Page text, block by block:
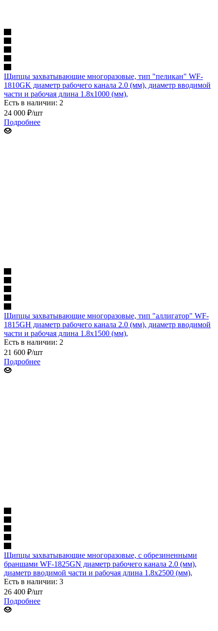
Щипцы захватывающие многоразовые, тип "пеликан" WF-
1810GK диаметр рабочего канала 2.0 (мм), диаметр вводимой
части и рабочая длина 1.8х1000 (мм),
Есть в наличии: 2
24 000 ₽/шт
Подробнее
Щипцы захватывающие многоразовые, тип "аллигатор" WF-
1815GH диаметр рабочего канала 2.0 (мм), диаметр вводимой
части и рабочая длина 1.8х1500 (мм),
Есть в наличии: 2
21 600 ₽/шт
Подробнее
Щипцы захватывающие многоразовые, с обрезиненными
браншами WF-1825GN диаметр рабочего канала 2.0 (мм),
диаметр вводимой части и рабочая длина 1.8х2500 (мм),
Есть в наличии: 3
26 400 ₽/шт
Подробнее